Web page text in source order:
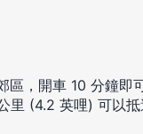
區，開車 10 分鐘即
里 (4.2 英哩) 可以